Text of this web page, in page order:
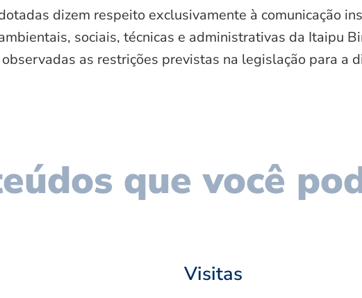
dizem respeito exclusivamente à comunicação
sociais, técnicas e administrativas da Itaipu
as restrições previstas na legislação para a
que você
Visitas